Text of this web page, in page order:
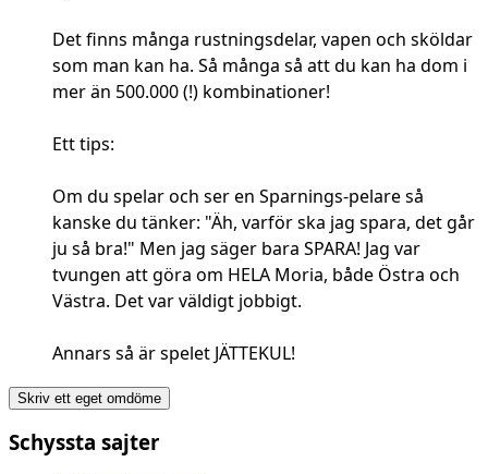
Det finns många rustningsdelar, vapen och sköldar
som man kan ha. Så många så att du kan ha dom i
mer än 500.000 (!) kombinationer!
Ett tips:
Om du spelar och ser en Sparnings-pelare så
kanske du tänker: "Äh, varför ska jag spara, det går
ju så bra!" Men jag säger bara SPARA! Jag var
tvungen att göra om HELA Moria, både Östra och
Västra. Det var väldigt jobbigt.
Annars så är spelet JÄTTEKUL!
Skriv ett eget omdöme
Schyssta sajter